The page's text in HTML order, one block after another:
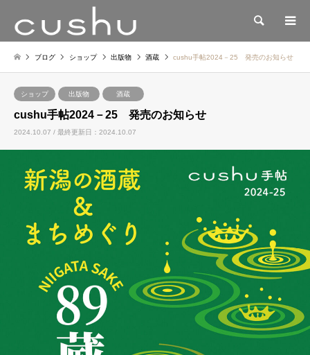
検索
ブログ ショップ 出版物 酒蔵 cushu手帖2024－25 発売のお知らせ
ショップ 出版物 酒蔵
cushu手帖2024－25 発売のお知らせ
2024.10.07 / 最終更新日：2024.10.07